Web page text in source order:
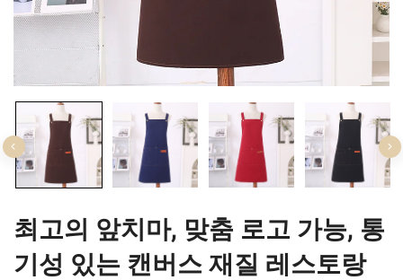
최고의 앞치마, 맞춤 로고 가능, 통
기성 있는 캔버스 재질 레스토랑